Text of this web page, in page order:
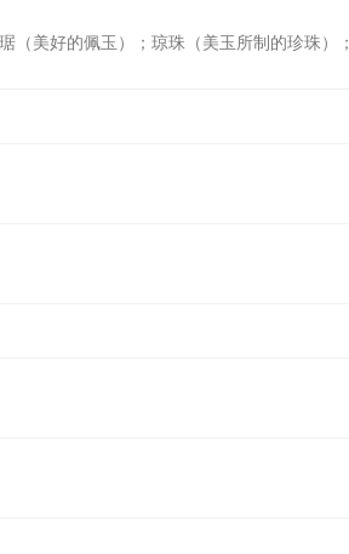
（美好的佩玉）；琼珠（美玉所制的珍珠）；